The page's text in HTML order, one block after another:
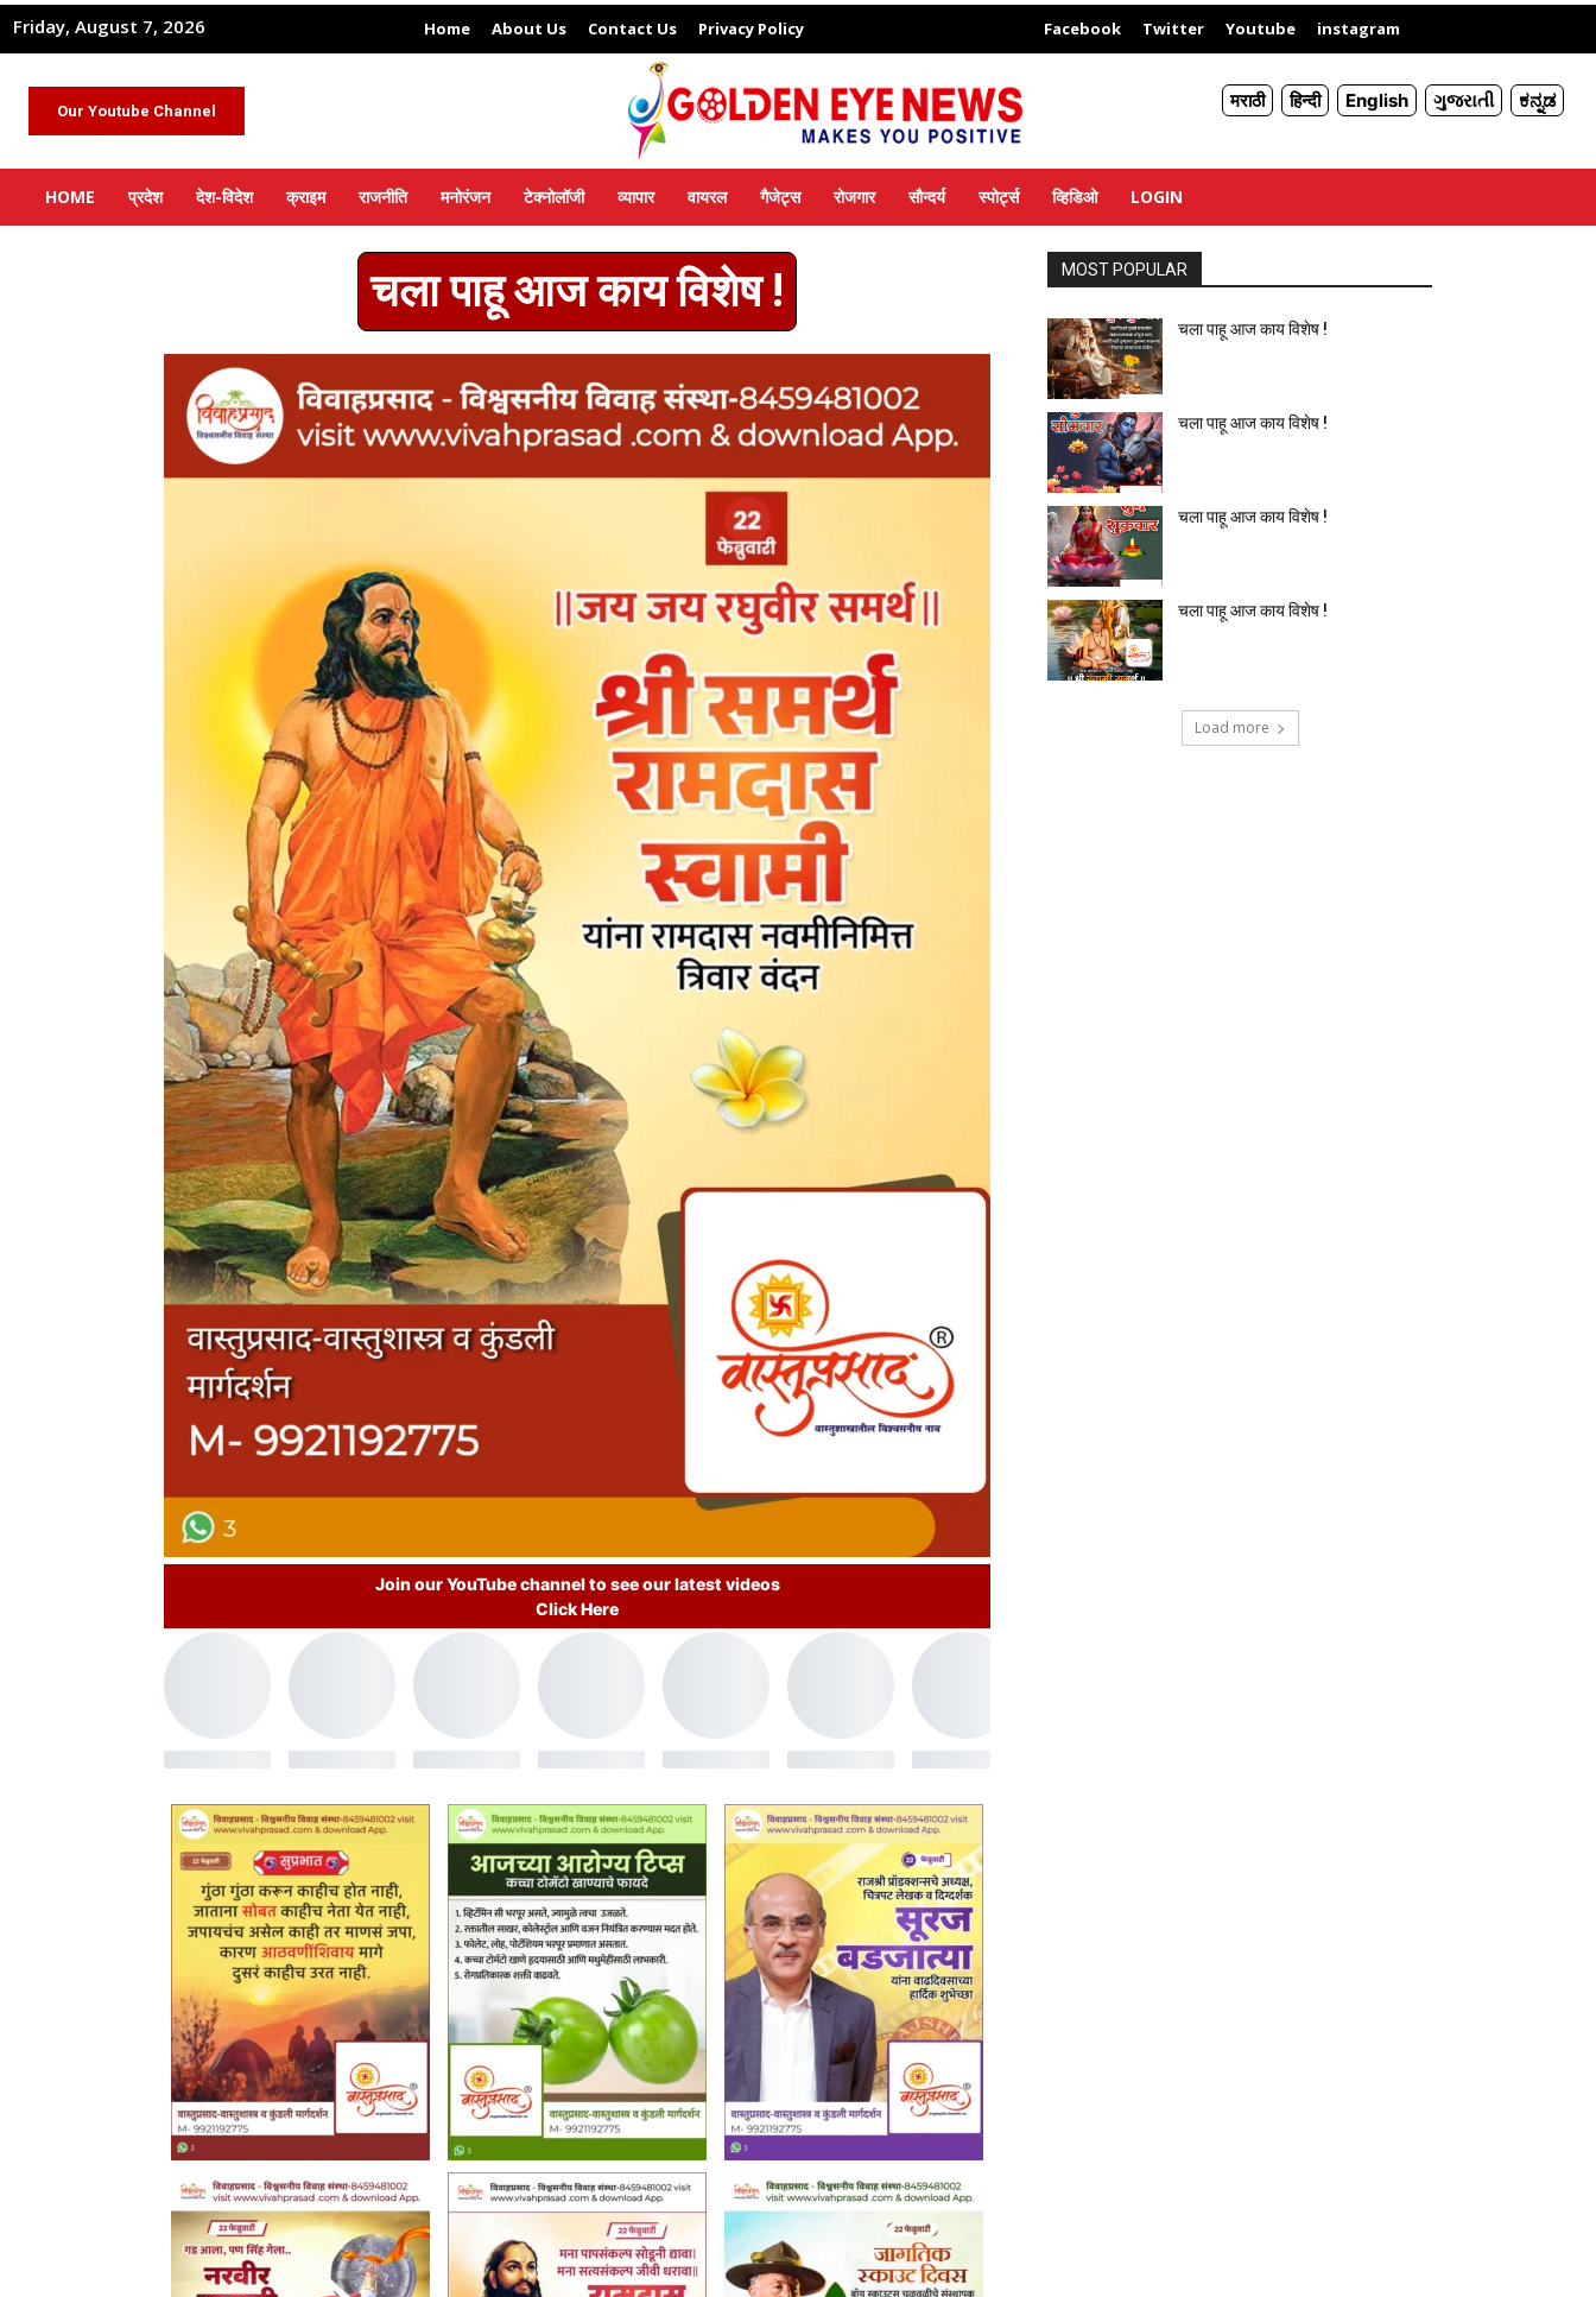
Friday, August 7, 2026 Home About Us Contact Us Privacy Policy Facebook Twitter Youtube instagram
Our Youtube Channel मराठी हिन्दी English ગુજરાતી ಕನ್ನಡ
HOME प्रदेश देश-विदेश क्राइम राजनीति मनोरंजन टेक्नोलॉजी व्यापार वायरल गैजेट्स रोजगार सौन्दर्य स्पोर्ट्स व्हिडिओ LOGIN
चला पाहू आज काय विशेष !
Join our YouTube channel to see our latest videos
Click Here
MOST POPULAR
चला पाहू आज काय विशेष !
चला पाहू आज काय विशेष !
चला पाहू आज काय विशेष !
चला पाहू आज काय विशेष !
Load more